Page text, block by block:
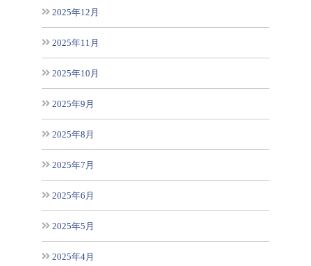
2025年12月
2025年11月
2025年10月
2025年9月
2025年8月
2025年7月
2025年6月
2025年5月
2025年4月